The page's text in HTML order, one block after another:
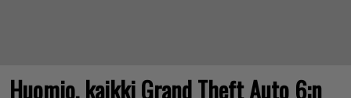
Huomio, kaikki Grand Theft Auto 6:n